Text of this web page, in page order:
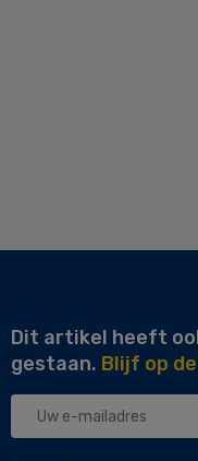
Dit artikel heeft
gestaan. Blijf op
Uw